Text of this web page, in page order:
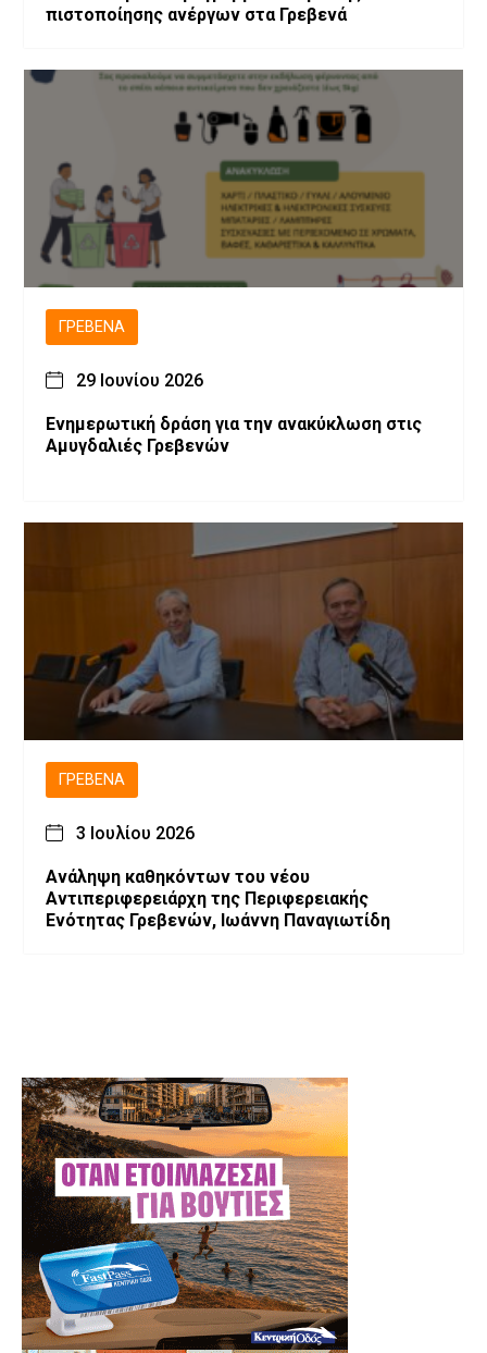
πιστοποίησης ανέργων στα Γρεβενά
ΓΡΕΒΕΝΆ
29 Ιουνίου 2026
Ενημερωτική δράση για την ανακύκλωση στις
Αμυγδαλιές Γρεβενών
ΓΡΕΒΕΝΆ
3 Ιουλίου 2026
Ανάληψη καθηκόντων του νέου
Αντιπεριφερειάρχη της Περιφερειακής
Ενότητας Γρεβενών, Ιωάννη Παναγιωτίδη